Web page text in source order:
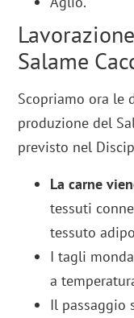
Salame
Scopriamo ora le
produzione del
previsto nel
La carne
tessuti
tessuto
I tagli
a
Il passaggio